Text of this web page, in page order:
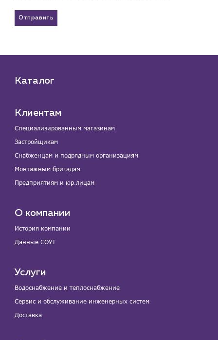
Отправить
Каталог
Клиентам
Специализированным магазинам
Застройщикам
Снабженцам и подрядным организациям
Монтажным бригадам
Предприятиям и юр.лицам
О компании
История компании
Данные СОУТ
Услуги
Водоснабжение и теплоснабжение
Сервис и обслуживание инженерных систем
Доставка